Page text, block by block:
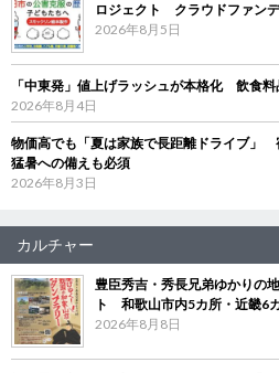
ロジェクト クラウドファン
2026年8月5日
「中東発」値上げラッシュが本格化 飲食
2026年8月4日
物価高でも「夏は家族で長距離ドライブ」
猛暑への備えも必須
2026年8月3日
カルチャー
豊臣秀吉・秀長兄弟ゆかりの
ト 和歌山市内5カ所・近畿6
2026年8月8日